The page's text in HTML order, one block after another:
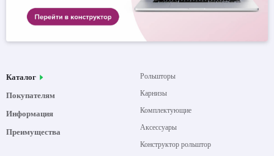
Каталог
Покупателям
Информация
Преимущества
Рольшторы
Карнизы
Комплектующие
Аксессуары
Конструктор рольштор